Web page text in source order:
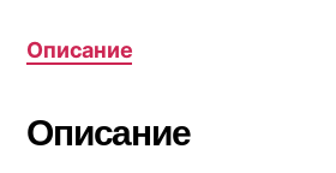
Описание
Описание